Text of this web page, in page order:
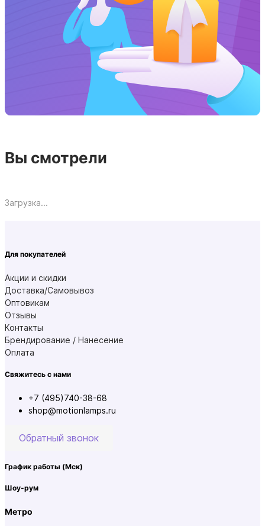
Вы смотрели
Загрузка...
Для покупателей
Акции и скидки
Доставка/Самовывоз
Оптовикам
Отзывы
Контакты
Брендирование / Нанесение
Оплата
Свяжитесь с нами
+7 (495)740-38-68
shop@motionlamps.ru
Обратный звонок
График работы (Мск)
Шоу-рум
Метро